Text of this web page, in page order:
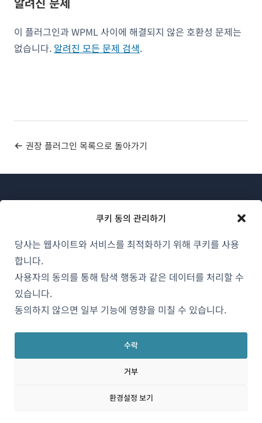
쿠키 동의 관리하기
당사는 웹사이트와 서비스를 최적화하기 위해 쿠키를 사용
합니다.
사용자의 동의를 통해 탐색 행동과 같은 데이터를 처리할 수
있습니다.
동의하지 않으면 일부 기능에 영향을 미칠 수 있습니다.
수락
거부
환경설정 보기
이 플러그인과 WPML 사이에 해결되지 않은 호환성 문제는
없습니다. 알려진 모든 문제 검색.
권장 플러그인 목록으로 돌아가기
OnTheGoSystems Limited
한국어
WPML 소개
GDPR 및 개인정보 처리방침
창
열
(새
창
서
(새
창
에
서
열
(새
창
서